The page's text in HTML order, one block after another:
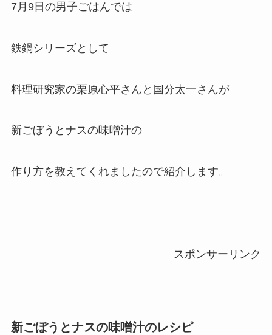
7月9日の男子ごはんでは
鉄鍋シリーズとして
料理研究家の栗原心平さんと国分太一さんが
新ごぼうとナスの味噌汁の
作り方を教えてくれましたので紹介します。
スポンサーリンク
新ごぼうとナスの味噌汁のレシピ